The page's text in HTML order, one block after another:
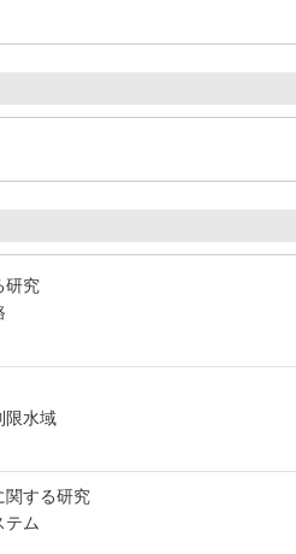
研究
限水域
関する研究
テム